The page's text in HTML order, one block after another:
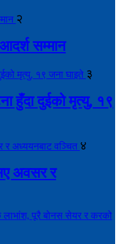
२
सम्मान
३
हुँदा दुईको मृत्यु, १९
४
अवसर र